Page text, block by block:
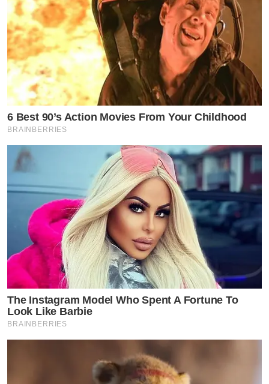
6 Best 90’s Action Movies From Your Childhood
BRAINBERRIES
The Instagram Model Who Spent A Fortune To
Look Like Barbie
BRAINBERRIES